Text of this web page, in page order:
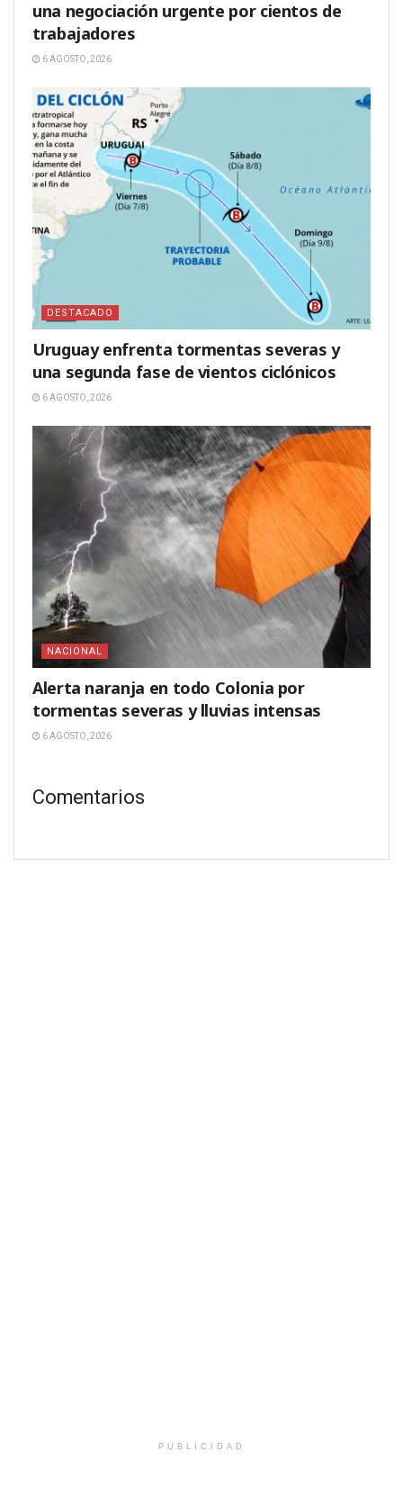
una negociación urgente por cientos de
trabajadores
6 AGOSTO, 2026
DESTACADO
Uruguay enfrenta tormentas severas y
una segunda fase de vientos ciclónicos
6 AGOSTO, 2026
NACIONAL
Alerta naranja en todo Colonia por
tormentas severas y lluvias intensas
6 AGOSTO, 2026
Comentarios
PUBLICIDAD